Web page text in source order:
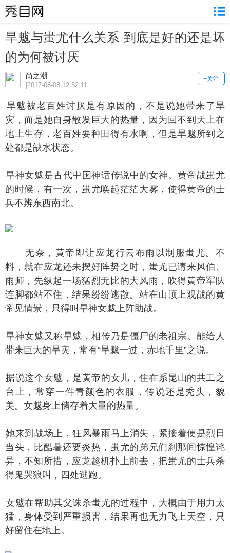
旱魃与蚩尤什么关系 到底是好的还是坏
的为何被讨厌
尚之潮 +关注
|2017-08-08 12:52:11
被老百姓讨厌是有原因的，不是说她带来了旱
灾，而是她自身散发巨大的热量，因为回不到天上在
地上生存，老百姓要种田得有水啊，但是旱魃所到之
处都是缺水状态。
女魃是古代中国神话传说中的女神。黄帝战蚩尤
的时候，有一次，蚩尤唤起茫茫大雾，使得黄帝的士
兵不辨东西南北。
无奈，黄帝即让应龙行云布雨以制服蚩尤。不
料，就在应龙还未摆好阵势之时，蚩尤已请来风伯、
雨师，先纵起一场猛烈无比的大风雨，吹得黄帝军队
连脚都站不住，结果纷纷逃散。站在山顶上观战的黄
帝见情景，只得叫旱神女魃上阵助战。
女魃又称旱魃，相传乃是僵尸的老祖宗。能给人
带来巨大的旱灾，常有“旱魃一过，赤地千里”之说。
这个女魃，是黄帝的女儿，住在系昆山的共工之
台上，常穿一件青颜色的衣服，传说还是秃头，貌
美。女魃身上储存着大量的热量。
到战场上，狂风暴雨马上消失，紧接着便是烈日
当头，比酷暑还要炎热，蚩尤的弟兄们刹那间惊惶诧
异，不知所措，应龙趁机扑上前去，把蚩尤的士兵杀
得鬼哭狼叫，四处逃跑。
在帮助其父诛杀蚩尤的过程中，大概由于用力太
猛，身体受到严重损害，结果再也无力飞上天空，只
好留住在地上。